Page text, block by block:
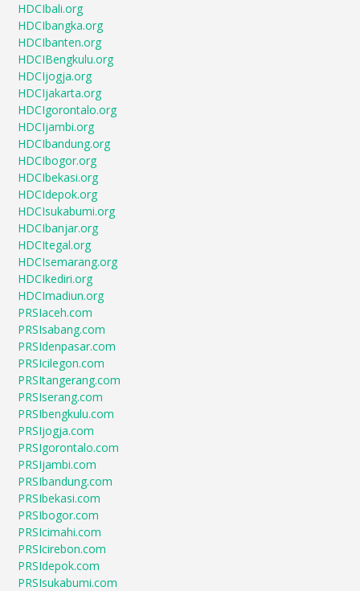
HDCIbali.org
HDCIbangka.org
HDCIbanten.org
HDCIBengkulu.org
HDCIjogja.org
HDCIjakarta.org
HDCIgorontalo.org
HDCIjambi.org
HDCIbandung.org
HDCIbogor.org
HDCIbekasi.org
HDCIdepok.org
HDCIsukabumi.org
HDCIbanjar.org
HDCItegal.org
HDCIsemarang.org
HDCIkediri.org
HDCImadiun.org
PRSIaceh.com
PRSIsabang.com
PRSIdenpasar.com
PRSIcilegon.com
PRSItangerang.com
PRSIserang.com
PRSIbengkulu.com
PRSIjogja.com
PRSIgorontalo.com
PRSIjambi.com
PRSIbandung.com
PRSIbekasi.com
PRSIbogor.com
PRSIcimahi.com
PRSIcirebon.com
PRSIdepok.com
PRSIsukabumi.com